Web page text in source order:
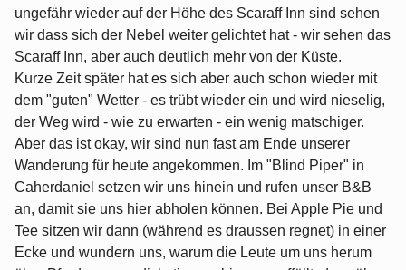
ungefähr wieder auf der Höhe des Scaraff Inn sind sehen
wir dass sich der Nebel weiter gelichtet hat - wir sehen das
Scaraff Inn, aber auch deutlich mehr von der Küste.
Kurze Zeit später hat es sich aber auch schon wieder mit
dem "guten" Wetter - es trübt wieder ein und wird nieselig,
der Weg wird - wie zu erwarten - ein wenig matschiger.
Aber das ist okay, wir sind nun fast am Ende unserer
Wanderung für heute angekommen. Im "Blind Piper" in
Caherdaniel setzen wir uns hinein und rufen unser B&B
an, damit sie uns hier abholen können. Bei Apple Pie und
Tee sitzen wir dann (während es draussen regnet) in einer
Ecke und wundern uns, warum die Leute um uns herum